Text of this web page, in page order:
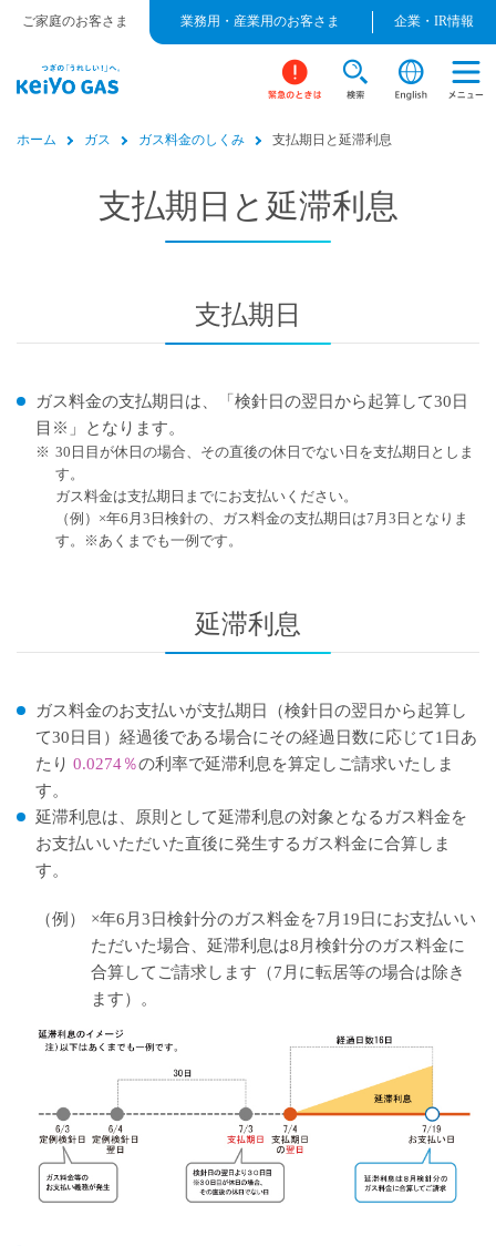
ご家庭のお客さま 業務用・産業用のお客さま 企業・IR情報
ホーム ガス ガス料金のしくみ 支払期日と延滞利息
支払期日と延滞利息
支払期日
ガス料金の支払期日は、「検針日の翌日から起算して30日
目※」となります。
※ 30日目が休日の場合、その直後の休日でない日を支払期日としま
す。
ガス料金は支払期日までにお支払いください。
（例）×年6月3日検針の、ガス料金の支払期日は7月3日となりま
す。※あくまでも一例です。
延滞利息
ガス料金のお支払いが支払期日（検針日の翌日から起算し
て30日目）経過後である場合にその経過日数に応じて1日あ
たり 0.0274％の利率で延滞利息を算定しご請求いたしま
す。
延滞利息は、原則として延滞利息の対象となるガス料金を
お支払いいただいた直後に発生するガス料金に合算しま
す。
（例）
×年6月3日検針分のガス料金を7月19日にお支払いい
ただいた場合、延滞利息は8月検針分のガス料金に
合算してご請求します（7月に転居等の場合は除き
ます）。